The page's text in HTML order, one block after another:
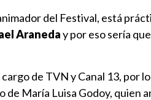
del Festival, está
Araneday por eso sería
de TVN y Canal 13, por
María Luisa Godoy, quien